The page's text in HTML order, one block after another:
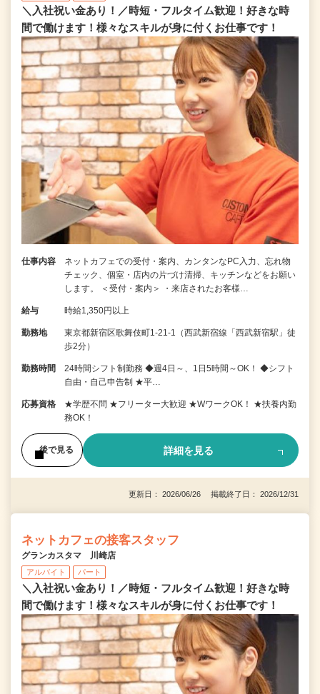
＼入社祝い金あり！／時短・フルタイム歓迎！好きな時
間で働けます！様々なスキルが身に付くお仕事です！
仕事内容
ネットカフェでの受付・案内、カンタンなPC入力、忘れ物
チェック、個室・店内の片づけ清掃、キッチンなどをお願い
します。 ＜受付・案内＞ ・来店されたお客様…
給与 時給1,350円以上
勤務地
東京都新宿区歌舞伎町1-21-1（西武新宿線「西武新宿駅」徒
歩2分）
勤務時間
24時間シフト制勤務 ◆週4日～、1日5時間～OK！ ◆シフト
自由・自己申告制 ★平…
応募資格
★学歴不問 ★フリーター大歓迎 ★WワークOK！ ★扶養内勤
務OK！
後で見る 詳細を見る
更新日： 2026/06/26 掲載終了日： 2026/12/31
ネットカフェの接客スタッフ
グランカスタマ 川崎店
アルバイト パート
＼入社祝い金あり！／時短・フルタイム歓迎！好きな時
間で働けます！様々なスキルが身に付くお仕事です！